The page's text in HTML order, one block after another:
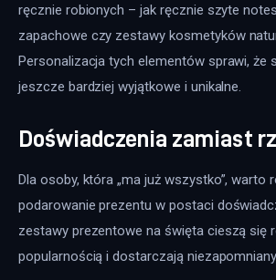
ręcznie robionych – jak ręcznie szyte
zapachowe czy zestawy kosmetyków
Personalizacja tych elementów sprawi, że
jeszcze bardziej wyjątkowe i unikalne.
Doświadczenia zamiast
Dla osoby, która „ma już wszystko”, warto
podarowanie prezentu w postaci
zestawy prezentowe na święta cieszą się
popularnością i dostarczają